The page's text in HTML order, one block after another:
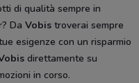
di qualità sempre in
Da Vobis troverai sempre
esigenze con un risparmio
direttamente su
in corso.